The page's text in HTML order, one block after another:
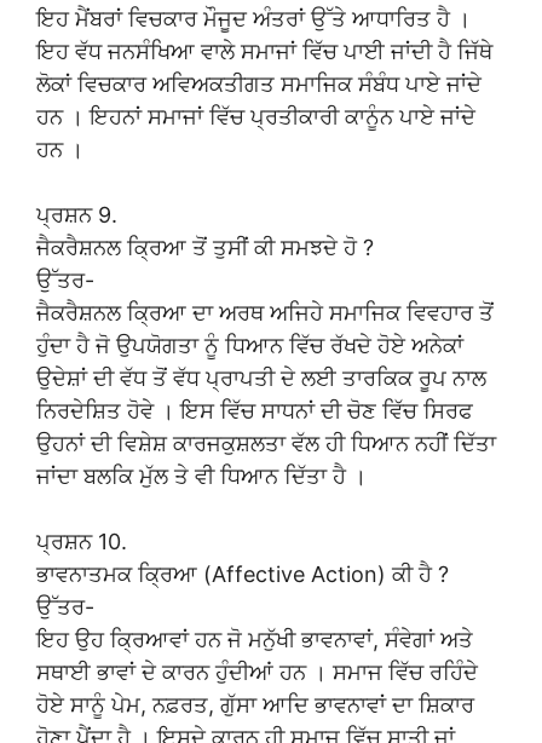
ਇਹ ਮੈਂਬਰਾਂ ਵਿਚਕਾਰ ਮੌਜੂਦ ਅੰਤਰਾਂ ਉੱਤੇ ਆਧਾਰਿਤ ਹੈ ।
ਇਹ ਵੱਧ ਜਨਸੰਖਿਆ ਵਾਲੇ ਸਮਾਜਾਂ ਵਿੱਚ ਪਾਈ ਜਾਂਦੀ ਹੈ ਜਿੱਥੇ
ਲੋਕਾਂ ਵਿਚਕਾਰ ਅਵਿਅਕਤੀਗਤ ਸਮਾਜਿਕ ਸੰਬੰਧ ਪਾਏ ਜਾਂਦੇ
ਹਨ । ਇਹਨਾਂ ਸਮਾਜਾਂ ਵਿੱਚ ਪ੍ਰਤੀਕਾਰੀ ਕਾਨੂੰਨ ਪਾਏ ਜਾਂਦੇ
ਹਨ ।
ਪ੍ਰਸ਼ਨ 9.
ਜੈਕਰੈਸ਼ਨਲ ਕ੍ਰਿਆ ਤੋਂ ਤੁਸੀਂ ਕੀ ਸਮਝਦੇ ਹੋ ?
ਉੱਤਰ-
ਜੈਕਰੈਸ਼ਨਲ ਕ੍ਰਿਆ ਦਾ ਅਰਥ ਅਜਿਹੇ ਸਮਾਜਿਕ ਵਿਵਹਾਰ ਤੋਂ
ਹੁੰਦਾ ਹੈ ਜੋ ਉਪਯੋਗਤਾ ਨੂੰ ਧਿਆਨ ਵਿੱਚ ਰੱਖਦੇ ਹੋਏ ਅਨੇਕਾਂ
ਉਦੇਸ਼ਾਂ ਦੀ ਵੱਧ ਤੋਂ ਵੱਧ ਪ੍ਰਾਪਤੀ ਦੇ ਲਈ ਤਾਰਕਿਕ ਰੂਪ ਨਾਲ
ਨਿਰਦੇਸ਼ਿਤ ਹੋਵੇ । ਇਸ ਵਿੱਚ ਸਾਧਨਾਂ ਦੀ ਚੋਣ ਵਿੱਚ ਸਿਰਫ
ਉਹਨਾਂ ਦੀ ਵਿਸ਼ੇਸ਼ ਕਾਰਜਕੁਸ਼ਲਤਾ ਵੱਲ ਹੀ ਧਿਆਨ ਨਹੀਂ ਦਿੱਤਾ
ਜਾਂਦਾ ਬਲਕਿ ਮੁੱਲ ਤੇ ਵੀ ਧਿਆਨ ਦਿੱਤਾ ਹੈ ।
ਪ੍ਰਸ਼ਨ 10.
ਭਾਵਨਾਤਮਕ ਕ੍ਰਿਆ (Affective Action) ਕੀ ਹੈ ?
ਉੱਤਰ-
ਇਹ ਉਹ ਕ੍ਰਿਆਵਾਂ ਹਨ ਜੋ ਮਨੁੱਖੀ ਭਾਵਨਾਵਾਂ, ਸੰਵੇਗਾਂ ਅਤੇ
ਸਥਾਈ ਭਾਵਾਂ ਦੇ ਕਾਰਨ ਹੁੰਦੀਆਂ ਹਨ । ਸਮਾਜ ਵਿੱਚ ਰਹਿੰਦੇ
ਹੋਏ ਸਾਨੂੰ ਪੇਮ, ਨਫ਼ਰਤ, ਗੁੱਸਾ ਆਦਿ ਭਾਵਨਾਵਾਂ ਦਾ ਸ਼ਿਕਾਰ
ਹੋਣਾ ਪੈਂਦਾ ਹੈ । ਇਸਦੇ ਕਾਰਨ ਹੀ ਸਮਾਜ ਵਿੱਚ ਸ਼ਾਤੀ ਜਾਂ